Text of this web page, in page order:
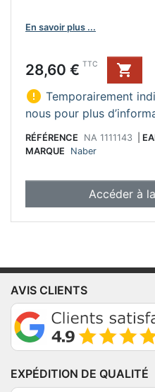
En savoir plus ...
Prix
28,60 € TTC

 Temporairement
nous pour plus
RÉFÉRENCE NA 1111143
MARQUE
Naber
Accéder à
AVIS CLIENTS
EXPÉDITION DE QUALITÉ